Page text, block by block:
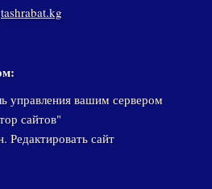
tashrabat.kg
управления вашим сервером
сайтов"
Редактировать сайт